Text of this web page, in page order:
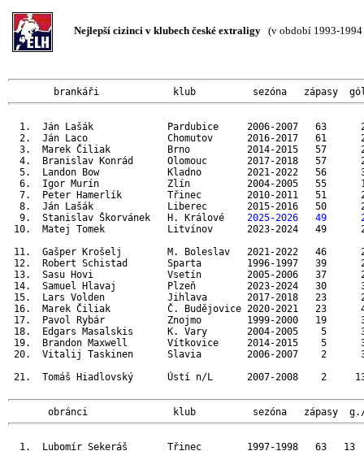
Nejlepší cizinci v klubech české extraligy (v období 1993-1994
brankáři             klub          sezóna   zápasy
1.  Ján Lašák             Pardubice     2006-2007   63
2.  Ján Laco              Chomutov      2016-2017   61
3.  Marek Čiliak          Brno          2014-2015   57
4.  Branislav Konrád      Olomouc       2017-2018   57
5.  Landon Bow            Kladno        2021-2022   56
6.  Igor Murín            Zlín          2004-2005   55
7.  Peter Hamerlík        Třinec        2010-2011   51
8.  Ján Lašák             Liberec       2015-2016   50
  9.  Stanislav Škorvánek   H. Králové
2025-2026   49
10.  Matej Tomek           Litvínov      2023-2024   49
11.  Gašper Krošelj        M. Boleslav   2021-2022   46
12.  Robert Schistad       Sparta        1996-1997   39
13.  Sasu Hovi             Vsetín        2005-2006   37
14.  Samuel Hlavaj         Plzeň         2023-2024   30
15.  Lars Volden           Jihlava       2017-2018   23
16.  Marek Čiliak          Č. Budějovice 2020-2021   23
17.  Pavol Rybár           Znojmo        1999-2000   19
18.  Edgars Masalskis      K. Vary       2004-2005    5
19.  Brandon Maxwell       Vítkovice     2014-2015    5
20.  Vitalij Taskinen      Slavia        2006-2007    2
21.  Tomáš Hiadlovský      Ústí n/L      2007-2008    2
obránci               klub          sezóna   zápasy
1.  Lubomír Sekeráš       Třinec        1997-1998   63   13